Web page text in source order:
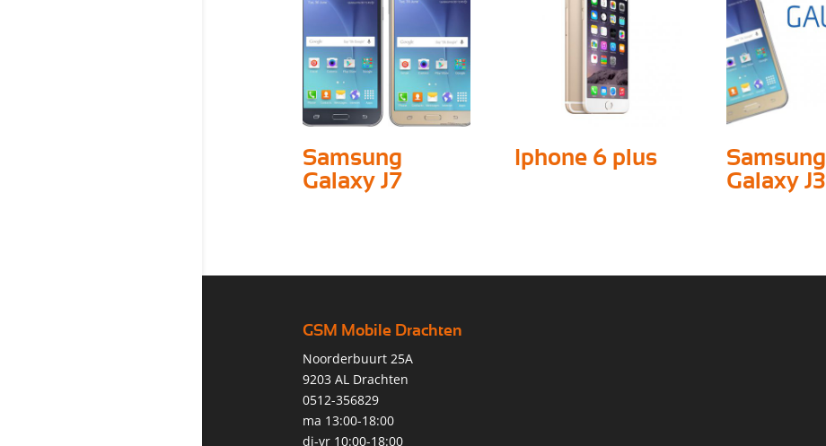
Samsung
Galaxy J7
Iphone 6 plus
Samsung
Galaxy J3
GSM Mobile Drachten
Noorderbuurt 25A
9203 AL Drachten
0512-356829
ma 13:00-18:00
di-vr 10:00-18:00